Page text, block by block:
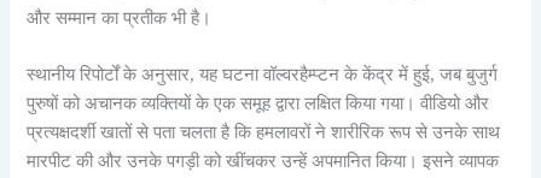
और सम्मान का प्रतीक भी है।
स्थानीय रिपोर्टों के अनुसार, यह घटना वॉल्वरहैम्प्टन के केंद्र में हुई, जब बुजुर्ग
पुरुषों को अचानक व्यक्तियों के एक समूह द्वारा लक्षित किया गया। वीडियो और
प्रत्यक्षदर्शी खातों से पता चलता है कि हमलावरों ने शारीरिक रूप से उनके साथ
मारपीट की और उनके पगड़ी को खींचकर उन्हें अपमानित किया। इसने व्यापक